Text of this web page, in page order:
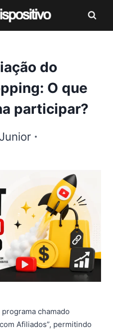
do
O que
participar?
chamado
Afiliados”, permitindo